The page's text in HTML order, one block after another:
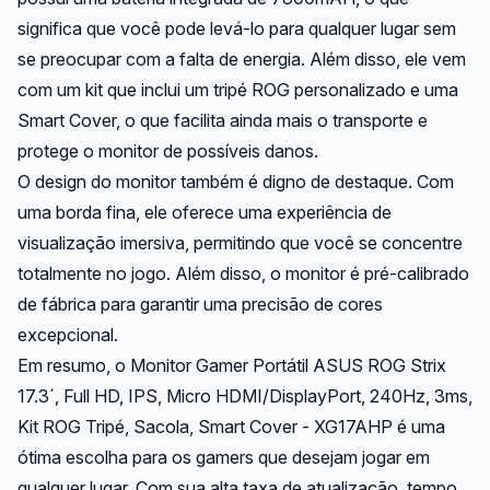
significa que você pode levá-lo para qualquer lugar sem
se preocupar com a falta de energia. Além disso, ele vem
com um kit que inclui um tripé ROG personalizado e uma
Smart Cover, o que facilita ainda mais o transporte e
protege o monitor de possíveis danos.
O design do monitor também é digno de destaque. Com
uma borda fina, ele oferece uma experiência de
visualização imersiva, permitindo que você se concentre
totalmente no jogo. Além disso, o monitor é pré-calibrado
de fábrica para garantir uma precisão de cores
excepcional.
Em resumo, o Monitor Gamer Portátil ASUS ROG Strix
17.3´, Full HD, IPS, Micro HDMI/DisplayPort, 240Hz, 3ms,
Kit ROG Tripé, Sacola, Smart Cover - XG17AHP é uma
ótima escolha para os gamers que desejam jogar em